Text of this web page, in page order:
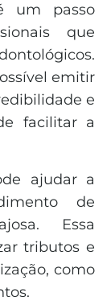
um passo
que
emitir
e
facilitar a
ajudar a
de
Essa
tributos e
como